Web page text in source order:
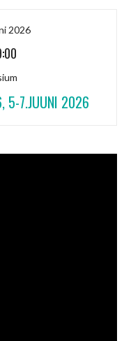
2026
5-7.JUUNI 2026